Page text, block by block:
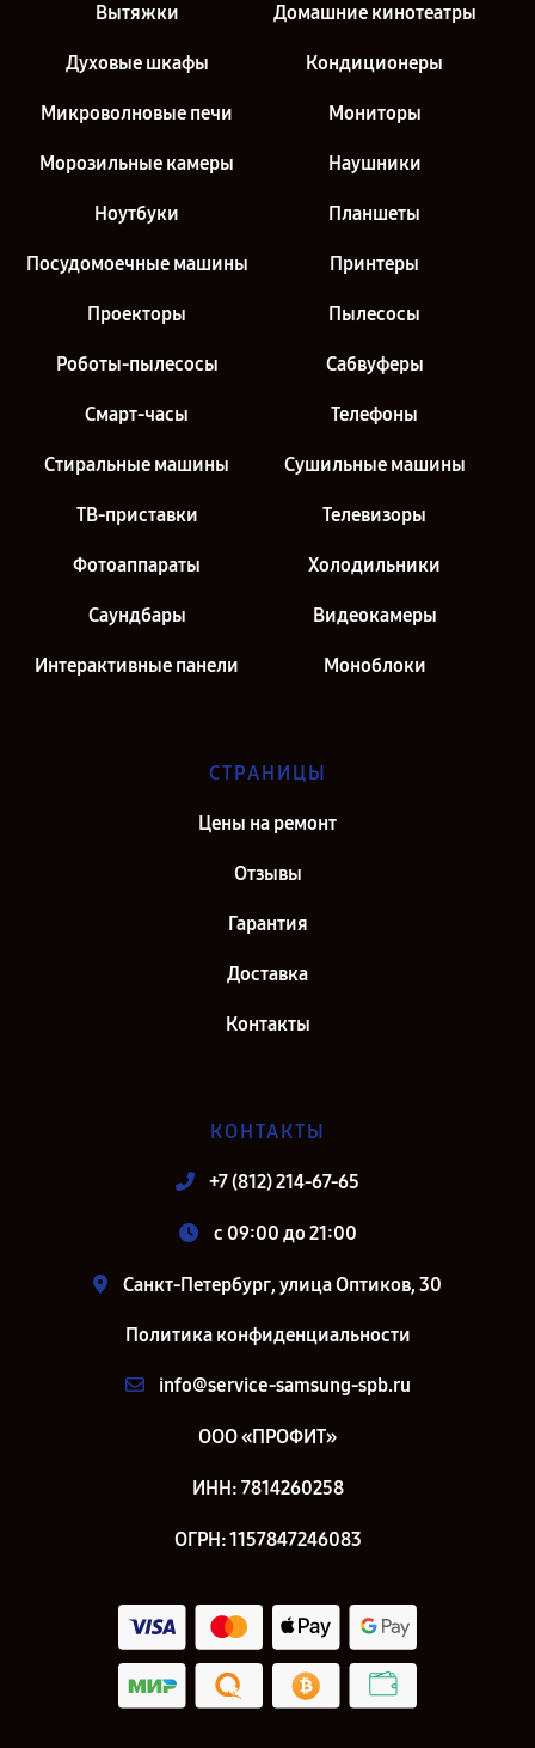
Вытяжки Домашние кинотеатры
Духовые шкафы Кондиционеры
Микроволновые печи Мониторы
Морозильные камеры Наушники
Ноутбуки Планшеты
Посудомоечные машины Принтеры
Проекторы Пылесосы
Роботы-пылесосы Сабвуферы
Смарт-часы Телефоны
Стиральные машины Сушильные машины
ТВ-приставки Телевизоры
Фотоаппараты Холодильники
Саундбары Видеокамеры
Интерактивные панели Моноблоки
СТРАНИЦЫ
Цены на ремонт
Отзывы
Гарантия
Доставка
Контакты
КОНТАКТЫ
+7 (812) 214-67-65
c 09:00 до 21:00
Санкт-Петербург, улица Оптиков, 30
Политика конфиденциальности
info@service-samsung-spb.ru
ООО «ПРОФИТ»
ИНН: 7814260258
ОГРН: 1157847246083